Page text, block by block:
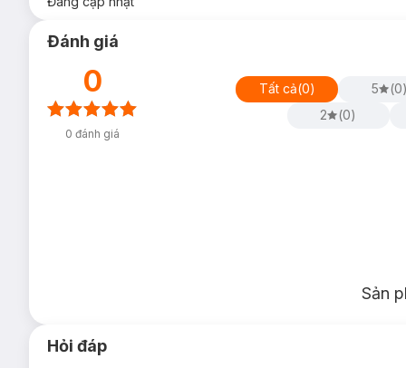
Đánh giá
0
0 đánh giá
Tất cả(0) 5 (0
2
(0)
Sản
Hỏi đáp